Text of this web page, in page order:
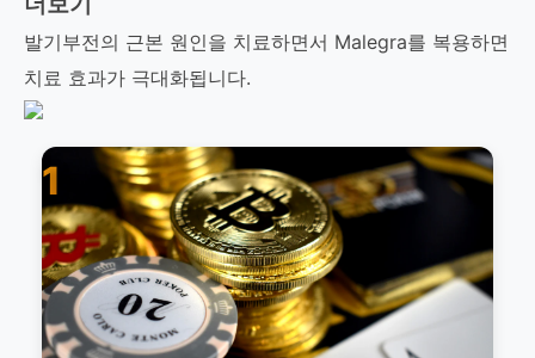
발기부전의 근본 원인을 치료하면서 Malegra를 복용하면
치료 효과가 극대화됩니다.
1